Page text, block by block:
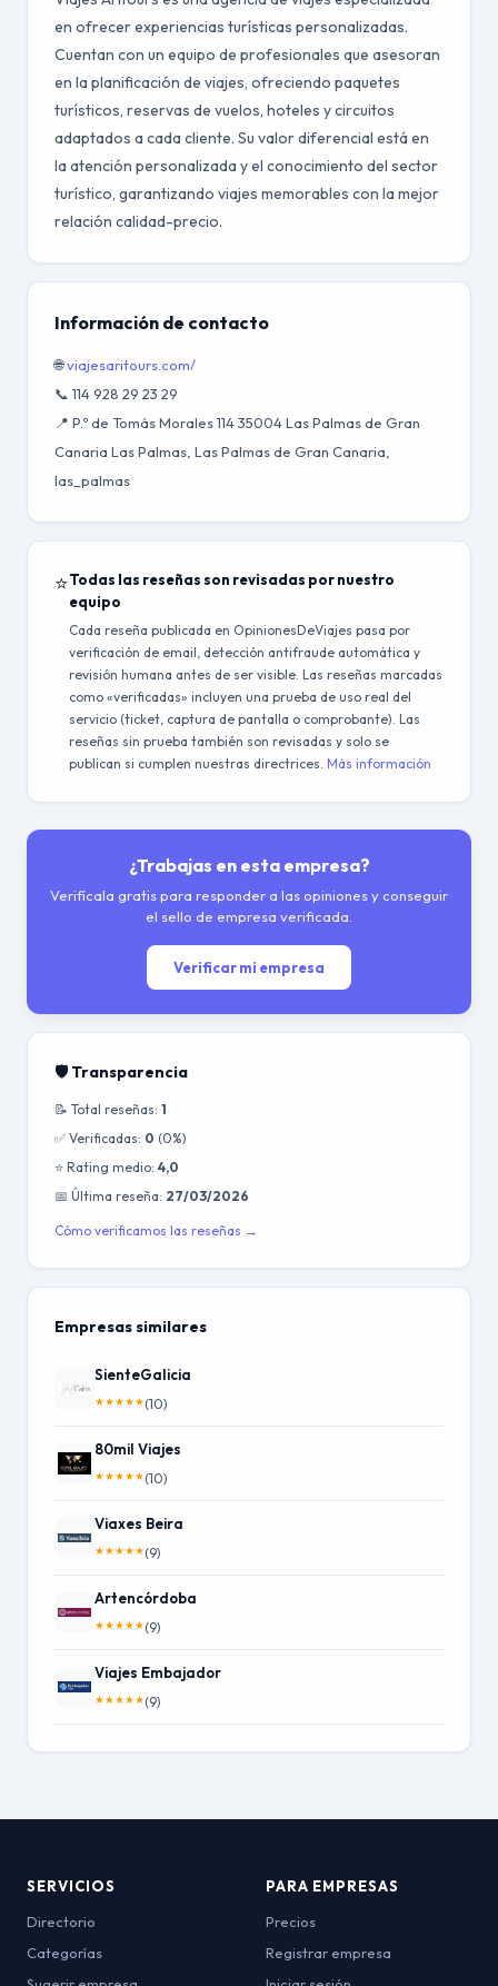
en ofrecer experiencias turísticas personalizadas.
Cuentan con un equipo de profesionales que asesoran
en la planificación de viajes, ofreciendo paquetes
turísticos, reservas de vuelos, hoteles y circuitos
adaptados a cada cliente. Su valor diferencial está en
la atención personalizada y el conocimiento del sector
turístico, garantizando viajes memorables con la mejor
relación calidad-precio.
Información de contacto
🌐viajesaritours.com/
📞 114 928 29 23 29
📍 P.º de Tomás Morales 114 35004 Las Palmas de Gran
Canaria Las Palmas, Las Palmas de Gran Canaria,
las_palmas
⭐Todas las reseñas son revisadas por nuestro
equipo
Cada reseña publicada en OpinionesDeViajes pasa por
verificación de email, detección antifraude automática y
revisión humana antes de ser visible. Las reseñas marcadas
como «verificadas» incluyen una prueba de uso real del
servicio (ticket, captura de pantalla o comprobante). Las
reseñas sin prueba también son revisadas y solo se
publican si cumplen nuestras directrices. Más información
¿Trabajas en esta empresa?
Verifícala gratis para responder a las opiniones y conseguir
el sello de empresa verificada.
Verificar mi empresa
🛡️ Transparencia
📝 Total reseñas: 1
✅ Verificadas: 0 (0%)
⭐ Rating medio: 4,0
📅 Última reseña: 27/03/2026
Cómo verificamos las reseñas →
Empresas similares
SienteGalicia
★★★★★(10)
80mil Viajes
★★★★★(10)
Viaxes Beira
★★★★★(9)
Artencórdoba
★★★★★(9)
Viajes Embajador
★★★★★(9)
SERVICIOS
Directorio
Categorías
PARA EMPRESAS
Precios
Registrar empresa